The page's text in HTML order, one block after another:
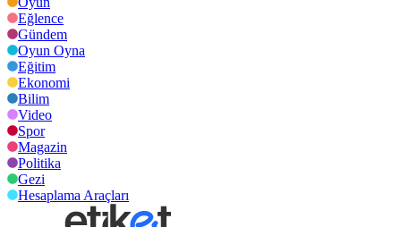
Eğlence
Gündem
Oyun Oyna
Eğitim
Ekonomi
Bilim
Video
Spor
Magazin
Politika
Gezi
Hesaplama Araçları